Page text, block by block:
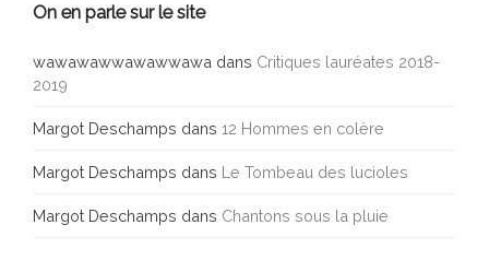
On en parle sur le site
wawawawwawawwawa dans Critiques lauréates 2018-
2019
Margot Deschamps dans 12 Hommes en colère
Margot Deschamps dans Le Tombeau des lucioles
Margot Deschamps dans Chantons sous la pluie